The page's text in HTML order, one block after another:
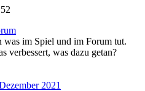
im Spiel und im Forum tut.
verbessert, was dazu getan?
2021